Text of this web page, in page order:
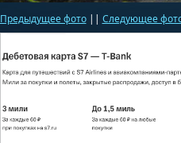
Предыдущее фото|| Следующее